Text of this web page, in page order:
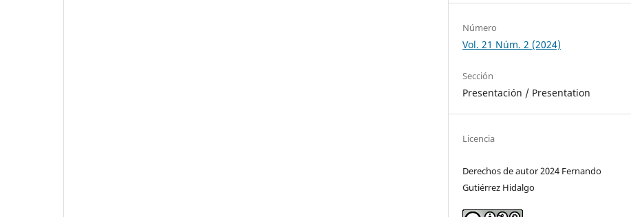
Número
Vol. 21 Núm. 2 (2024)
Sección
Presentación / Presentation
Licencia
Derechos de autor 2024 Fernando
Gutiérrez Hidalgo